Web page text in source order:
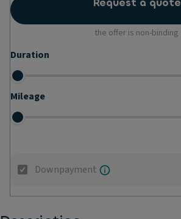
the offer is non-binding
Duration
Mileage
Downpayment